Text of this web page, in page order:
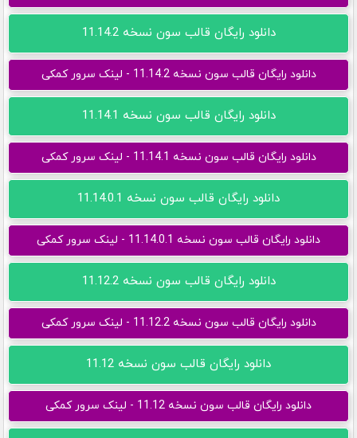
دانلود رایگان قالب سون نسخه 11.14.2
دانلود رایگان قالب سون نسخه 11.14.2 - لینک سرور کمکی
دانلود رایگان قالب سون نسخه 11.14.1
دانلود رایگان قالب سون نسخه 11.14.1 - لینک سرور کمکی
دانلود رایگان قالب سون نسخه 11.14.0.1
دانلود رایگان قالب سون نسخه 11.14.0.1 - لینک سرور کمکی
دانلود رایگان قالب سون نسخه 11.12.2
دانلود رایگان قالب سون نسخه 11.12.2 - لینک سرور کمکی
دانلود رایگان قالب سون نسخه 11.12
دانلود رایگان قالب سون نسخه 11.12 - لینک سرور کمکی